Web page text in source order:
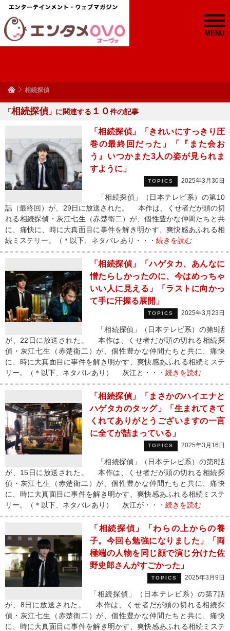
MENU
相続探偵
「相続探偵 」に関連する １０件の記事
「相続探偵」「きれいにすっきり圧
巻の最終回だった」「『また会お
う』いつかまた3人の姿が見られま
すように」
TOPICS 2025年3月30日
「相続探偵」（日本テレビ系）の第10
話（最終回）が、29日に放送された。 本作は、くせ者だが頭の切
れる相続探偵・灰江七生（赤楚衛二）が、個性豊かな仲間たちと共
に、痛快に、時に大真面目に事件を解き明かす、爽快感あふれる相
続ミステリー。（＊以下、ネタバレあり・・・ 続きを読む
「相続探偵」「ハゲタカ、あんなに
憎たらしかったのに、今はめっちゃ
いい人に見える」「ラストに向かっ
て手に汗握る展開」
TOPICS 2025年3月23日
「相続探偵」（日本テレビ系）の第9話
が、22日に放送された。 本作は、くせ者だが頭の切れる相続探
偵・灰江七生（赤楚衛二）が、個性豊かな仲間たちと共に、痛快
に、時に大真面目に事件を解き明かす、爽快感あふれる相続ミステ
リー。（＊以下、ネタバレあり） 灰江と・・・ 続きを読む
「相続探偵」「まさかのハイエナと
ハゲタカのタッグ」「生まれてきて
くれてありがとうございますの一言
に全てが詰まっている」
TOPICS 2025年3月16日
「相続探偵」（日本テレビ系）の第8話
が、15日に放送された。 本作は、くせ者だが頭の切れる相続探
偵・灰江七生（赤楚衛二）が、個性豊かな仲間たちと共に、痛快
に、時に大真面目に事件を解き明かす、爽快感あふれる相続ミステ
リー。（＊以下、ネタバレあり） 灰江が・・・ 続きを読む
「相続探偵」「わらの上からの養
子。今回も勉強になりました」「両
極端の人物を同じ顔で演じ分けた佐
野史郎さんがすごかった」
TOPICS 2025年3月9日
「相続探偵」（日本テレビ系）の第7話
が、8日に放送された。 本作は、くせ者だが頭の切れる相続探
偵・灰江七生（赤楚衛二）が、個性豊かな仲間たちと共に、痛快
に、時に大真面目に事件を解き明かす、爽快感あふれる相続ミステ